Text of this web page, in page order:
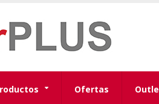
Ofertas